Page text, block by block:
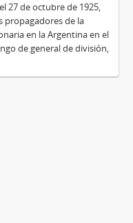
27 de octubre de 1925,
propagadores de la
en la Argentina en el
de general de división,